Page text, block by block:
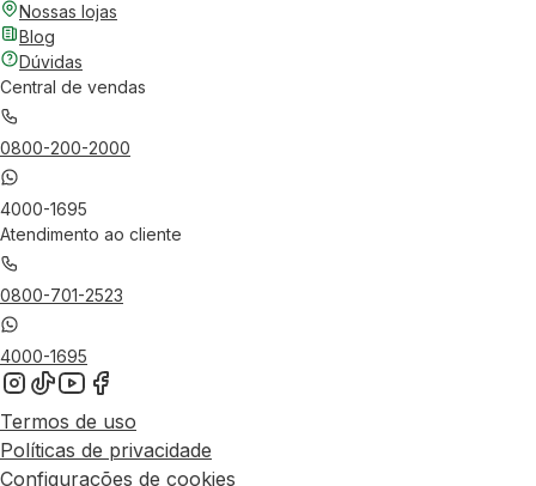
Nossas lojas
Blog
Dúvidas
Central de vendas
0800-200-2000
4000-1695
Atendimento ao cliente
0800-701-2523
4000-1695
Termos de uso
Políticas de privacidade
Configurações de cookies